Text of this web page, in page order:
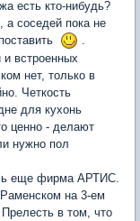
есть кто-нибудь?
а соседей пока не
встроенных
нет, только в
Четкость
для кухонь
ценно - делают
нужно пол
еще фирма АРТИС.
на 3-ем
в том, что